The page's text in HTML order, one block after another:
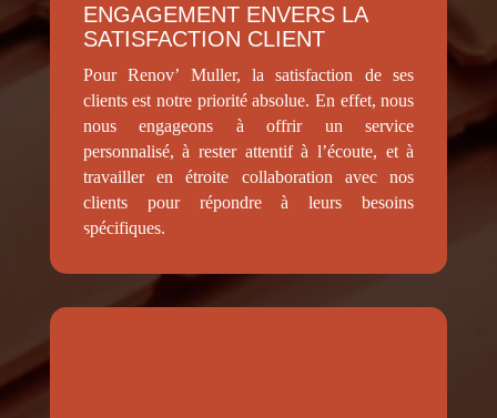
ENGAGEMENT ENVERS LA
SATISFACTION CLIENT
Pour Renov’ Muller, la satisfaction de ses
clients est notre priorité absolue. En effet, nous
nous engageons à offrir un service
personnalisé, à rester attentif à l’écoute, et à
travailler en étroite collaboration avec nos
clients pour répondre à leurs besoins
spécifiques.